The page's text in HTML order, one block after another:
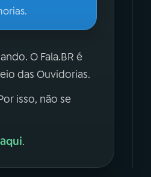
O Fala.BR é
das Ouvidorias.
isso, não se
.